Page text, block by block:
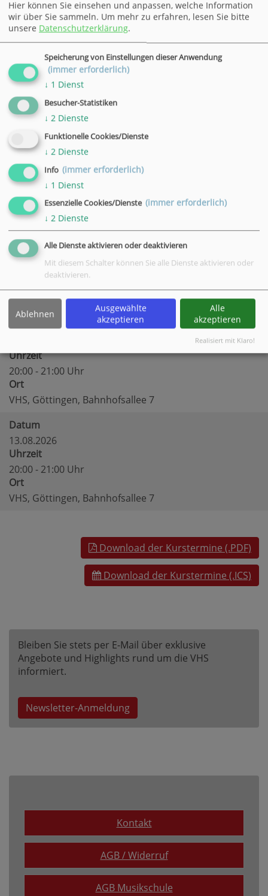
VHS, Göttingen, Bahnhofsallee 7
Datum
16.07.2026
Uhrzeit
20:00 - 21:00 Uhr
Ort
VHS, Göttingen, Bahnhofsallee 7
23.07.2026
20:00 - 21:00 Uhr
Ort
VHS, Göttingen, Bahnhofsallee 7
Datum
30.07.2026
Uhrzeit
20:00 - 21:00 Uhr
VHS, Göttingen, Bahnhofsallee 7
Datum
Uhrzeit
20:00 - 21:00 Uhr
Ort
VHS, Göttingen, Bahnhofsallee 7
Datum
13.08.2026
Uhrzeit
20:00 - 21:00 Uhr
Ort
VHS, Göttingen, Bahnhofsallee 7
Download der Kurstermine (.PDF)
Download der Kurstermine (.ICS)
Bleiben Sie stets per E-Mail über exklusive
Angebote und Highlights rund um die VHS
informiert.
Newsletter-Anmeldung
Kontakt
AGB / Widerruf
AGB Musikschule
Hier können Sie einsehen und anpassen, welche Information
wir über Sie sammeln. Um mehr zu erfahren, lesen Sie bitte
unsere Datenschutzerklärung.
Speicherung von Einstellungen dieser Anwendung
(immer erforderlich)
↓ 1 Dienst
Besucher-Statistiken
↓ 2 Dienste
Funktionelle Cookies/Dienste
↓ 2 Dienste
Info (immer erforderlich)
↓ 1 Dienst
Essenzielle Cookies/Dienste (immer erforderlich)
↓ 2 Dienste
Alle Dienste aktivieren oder deaktivieren
Mit diesem Schalter können Sie alle Dienste aktivieren oder
deaktivieren.
Ablehnen
Ausgewählte
akzeptieren
Alle
akzeptieren
Realisiert mit Klaro!